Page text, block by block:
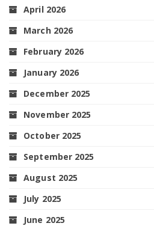
April 2026
March 2026
February 2026
January 2026
December 2025
November 2025
October 2025
September 2025
August 2025
July 2025
June 2025